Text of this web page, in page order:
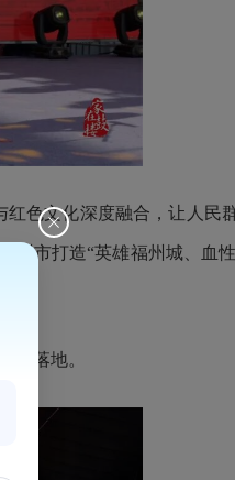
色文化深度融合，让人民
州市打造“英雄福州城、血
式落地。